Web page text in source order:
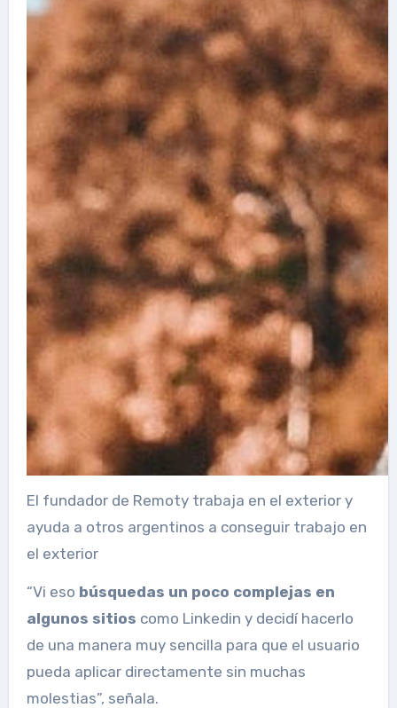
El fundador de Remoty trabaja en el exterior y
ayuda a otros argentinos a conseguir trabajo en
el exterior
“Vi eso búsquedas un poco complejas en
algunos sitios como Linkedin y decidí hacerlo
de una manera muy sencilla para que el usuario
pueda aplicar directamente sin muchas
molestias”, señala.